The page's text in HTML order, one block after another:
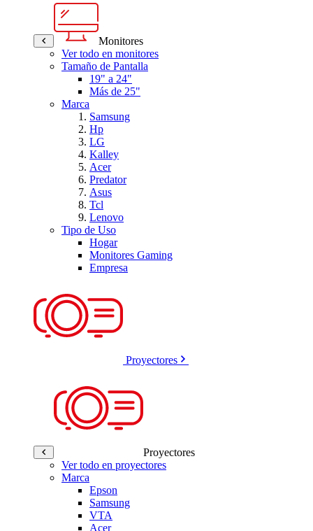
Monitores
Ver todo en monitores
Tamaño de Pantalla
19" a 24"
Más de 25"
Marca
Samsung
Hp
LG
Kalley
Acer
Predator
Asus
Tcl
Lenovo
Tipo de Uso
Hogar
Monitores Gaming
Empresa
Proyectores
Proyectores
Ver todo en proyectores
Marca
Epson
Samsung
VTA
Acer